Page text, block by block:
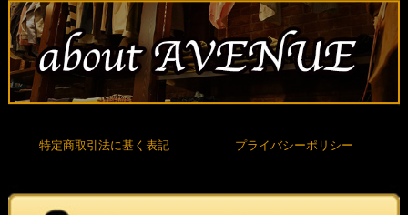
特定商取引法に基く表記 プライバシーポリシー